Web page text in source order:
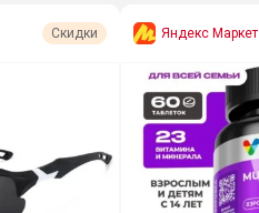
Скидки Яндекс Маркет